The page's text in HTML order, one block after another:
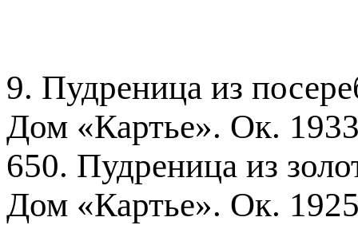
9. Пудреница из
Дом «Картье». Ок.
650. Пудреница из
Дом «Картье». Ок.